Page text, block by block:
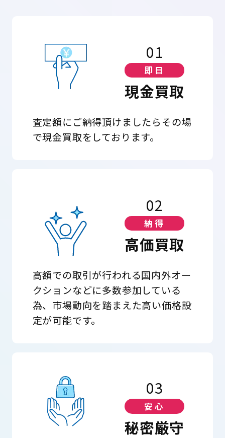
01
即日
現金買取
査定額にご納得頂けましたらその場
で現金買取をしております。
02
納得
高価買取
高額での取引が行われる国内外オー
クションなどに多数参加している
為、市場動向を踏まえた高い価格設
定が可能です。
03
安心
秘密厳守